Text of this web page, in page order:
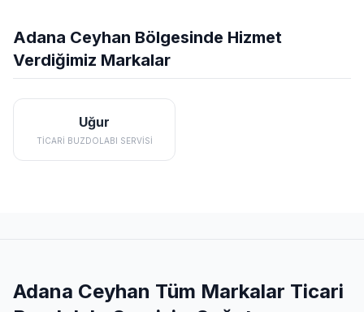
Adana Ceyhan Bölgesinde Hizmet
Verdiğimiz Markalar
Uğur
TICARI BUZDOLABI SERVISI
Adana Ceyhan Tüm Markalar Ticari